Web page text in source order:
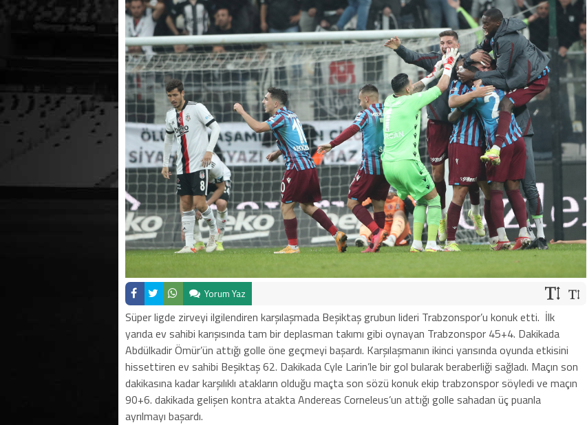
Yorum Yaz
Süper ligde zirveyi ilgilendiren karşılaşmada Beşiktaş grubun lideri Trabzonspor’u konuk etti. İlk
yarıda ev sahibi karışısında tam bir deplasman takımı gibi oynayan Trabzonspor 45+4. Dakikada
Abdülkadir Ömür’ün attığı golle öne geçmeyi başardı. Karşılaşmanın ikinci yarısında oyunda etkisini
hissettiren ev sahibi Beşiktaş 62. Dakikada Cyle Larin’le bir gol bularak beraberliği sağladı. Maçın son
dakikasına kadar karşılıklı atakların olduğu maçta son sözü konuk ekip trabzonspor söyledi ve maçın
90+6. dakikada gelişen kontra atakta Andereas Corneleus’un attığı golle sahadan üç puanla
ayrılmayı başardı.